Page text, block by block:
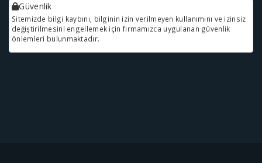
Güvenlik
Sitemizde bilgi kaybını, bilginin izin verilmeyen kullanımını ve izinsiz
değiştirilmesini engellemek için firmamızca uygulanan güvenlik
önlemleri bulunmaktadır.